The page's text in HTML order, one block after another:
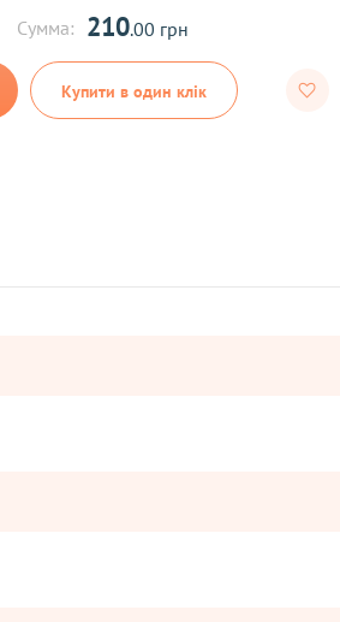
Сумма: 210.00 грн
Купити в один клік